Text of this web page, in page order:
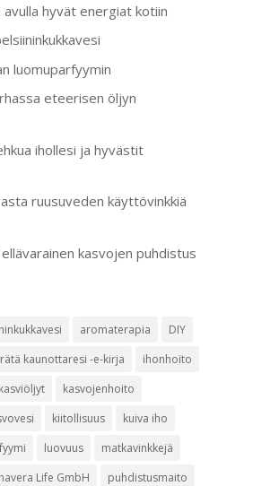
hyvät energiat kotiin
luomuparfyymin
eteerisen öljyn
ihollesi ja hyvästit
ruusuveden käyttövinkkiä
kasvojen puhdistus
aromaterapia
DIY
kaunottaresi -e-kirja
ihonhoito
kasviöljyt
kasvojenhoito
kiitollisuus
kuiva iho
luovuus
matkavinkkejä
Life GmbH
puhdistusmaito